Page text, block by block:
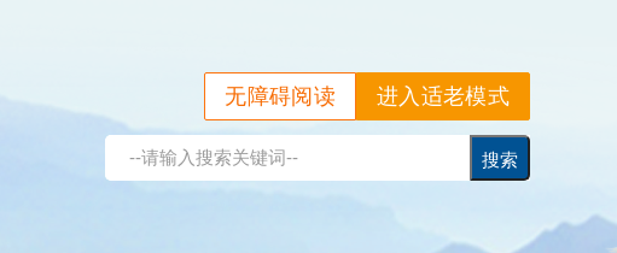
进入适老模式
无障碍阅读